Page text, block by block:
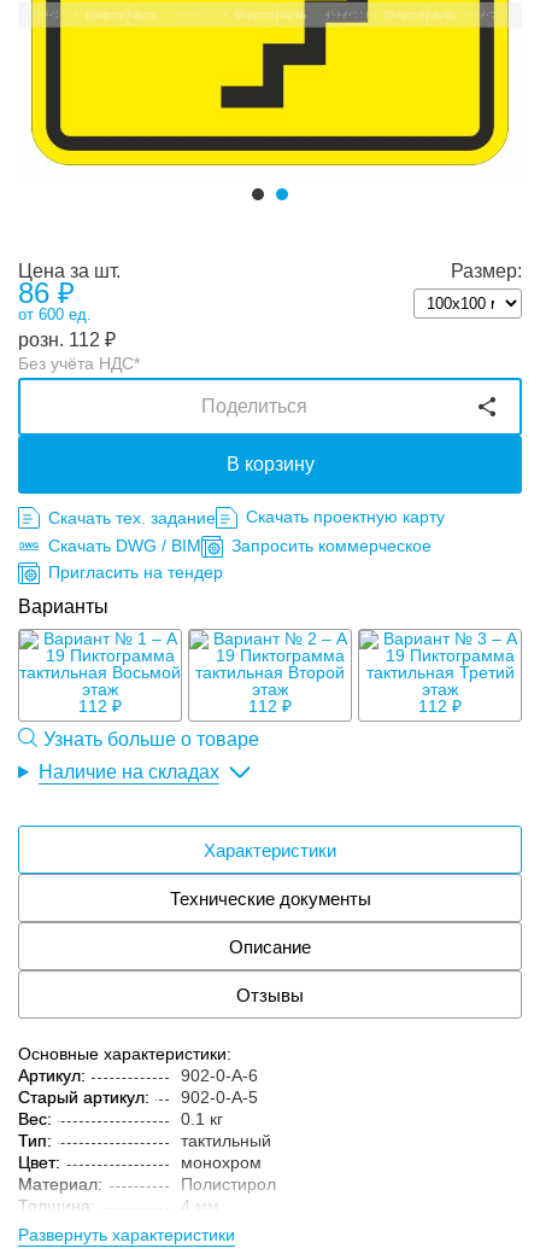
Размер:
Цена за шт.
86 ₽
от 600 ед.
розн. 112 ₽
Без учёта НДС*
В корзину
Поделиться
Скачать тех. задание
Скачать проектную карту
Скачать DWG / BIM
Запросить коммерческое
Пригласить на тендер
Варианты
112 ₽ 112 ₽ 112 ₽
Узнать больше о товаре
Наличие на складах
Характеристики
Технические документы
Описание
Отзывы
Основные характеристики:
Артикул:
902-0-A-6
Старый артикул:
902-0-A-5
Вес:
0.1 кг
Тип:
тактильный
Цвет:
монохром
Материал:
Полистирол
Толщина:
4 мм
Технология:
Развернуть характеристики